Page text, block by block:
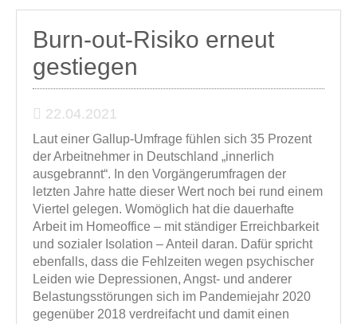
Burn-out-Risiko erneut
gestiegen
22.04.2021
Laut einer Gallup-Umfrage fühlen sich 35 Prozent
der Arbeitnehmer in Deutschland „innerlich
ausgebrannt“. In den Vorgängerumfragen der
letzten Jahre hatte dieser Wert noch bei rund einem
Viertel gelegen. Womöglich hat die dauerhafte
Arbeit im Homeoffice – mit ständiger Erreichbarkeit
und sozialer Isolation – Anteil daran. Dafür spricht
ebenfalls, dass die Fehlzeiten wegen psychischer
Leiden wie Depressionen, Angst- und anderer
Belastungsstörungen sich im Pandemiejahr 2020
gegenüber 2018 verdreifacht und damit einen